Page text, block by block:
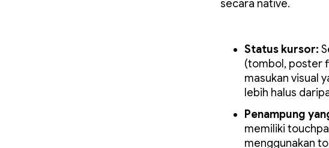
secara native.
Status kursor:
(tombol, poster
masukan visual
lebih halus
Penampung
memiliki
menggunakan